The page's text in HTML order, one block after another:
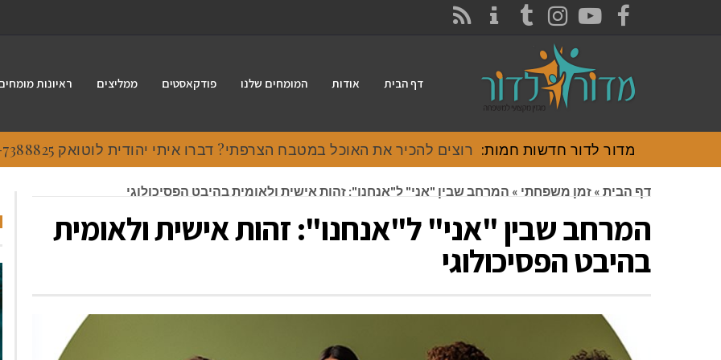
FACEBOOK
YOUTUBE
INSTAGRAM
TUMBLR
דף הבית אודות המומחים שלנו פודקאסטים ממליצים ראיונות
מדור לדור חדשות חמות: רוצים להכיר את האוכל במטבח הצרפתי? דברו איתי יהודית לוטואק 054-7388825.
דף הבית » זמן משפחתי » המרחב שבין "אני" ל"אנחנו": זהות אישית ולאומית בהיבט הפסיכולוגי
המרחב שבין "אני" ל"אנחנו": זהות אישית ולאומית
בהיבט הפסיכולוגי